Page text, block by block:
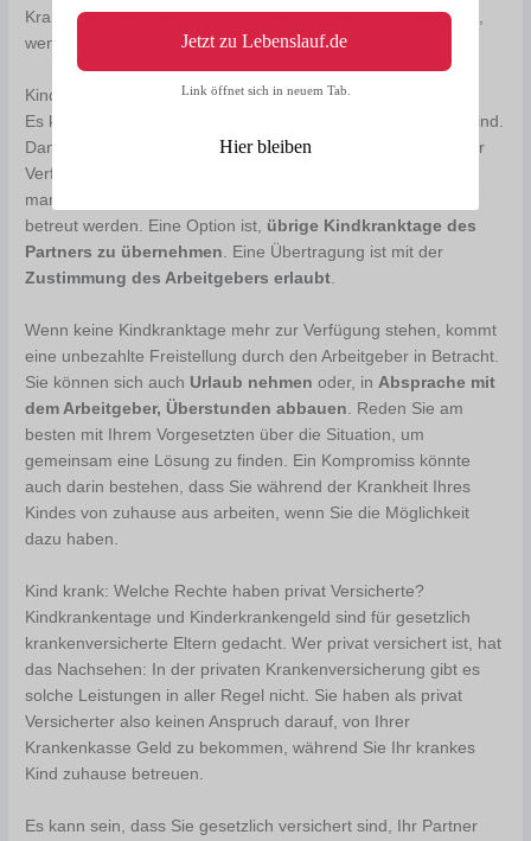
Krankenkasse ist als Lohnersatzleistung gedacht. Sie entfällt,
wenn der Lohn gar nicht verlorengeht.
Kindkrankentage aufgebraucht: Was nun?
Es kann sein, dass Kinder länger oder immer wieder krank sind.
Dann kann es sein, dass Eltern die Obergrenze der ihnen zur
Verfügung stehenden Kindkrankentage erreichen. Was kann
man dann tun? Das kranke Kind muss schließlich trotzdem
betreut werden. Eine Option ist, übrige Kindkranktage des
Partners zu übernehmen . Eine Übertragung ist mit der
Zustimmung des Arbeitgebers erlaubt
Wenn keine Kindkranktage mehr zur Verfügung stehen, kommt
eine unbezahlte Freistellung durch den Arbeitgeber in Betracht.
Sie können sich auch Urlaub nehmen oder, in Absprache mit
dem Arbeitgeber, Überstunden abbauen . Reden Sie am
besten mit Ihrem Vorgesetzten über die Situation, um
gemeinsam eine Lösung zu finden. Ein Kompromiss könnte
auch darin bestehen, dass Sie während der Krankheit Ihres
Kindes von zuhause aus arbeiten, wenn Sie die Möglichkeit
dazu haben.
Kind krank: Welche Rechte haben privat Versicherte?
Kindkrankentage und Kinderkrankengeld sind für gesetzlich
krankenversicherte Eltern gedacht. Wer privat versichert ist, hat
das Nachsehen: In der privaten Krankenversicherung gibt es
solche Leistungen in aller Regel nicht. Sie haben als privat
Versicherter also keinen Anspruch darauf, von Ihrer
Krankenkasse Geld zu bekommen, während Sie Ihr krankes
Kind zuhause betreuen.
Es kann sein, dass Sie gesetzlich versichert sind, Ihr Partner
Link öffnet sich in neuem Tab.
Hier bleiben
Jetzt zu Lebenslauf.de